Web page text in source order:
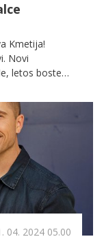
Kmetija!
Novi
letos boste
borili z
Nekateri
škornje in
04. 2024 05.00